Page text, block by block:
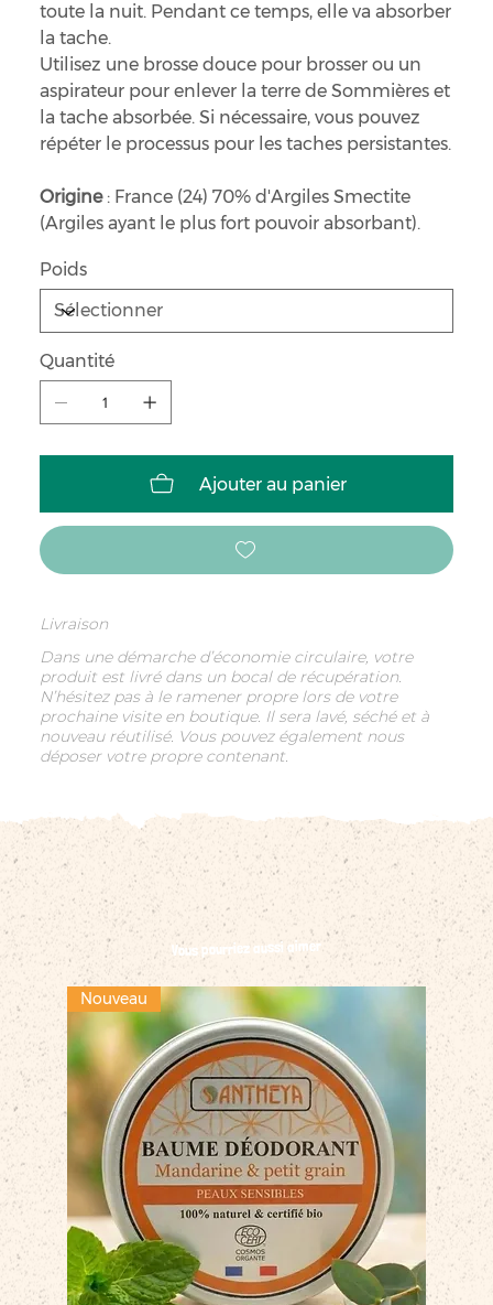
toute la nuit. Pendant ce temps, elle va absorber
la tache.
Utilisez une brosse douce pour brosser ou un
aspirateur pour enlever la terre de Sommières et
la tache absorbée. Si nécessaire, vous pouvez
répéter le processus pour les taches persistantes.
Origine: France (24) 70% d'Argiles Smectite
(Argiles ayant le plus fort pouvoir absorbant).
Poids
Quantité
Ajouter au panier
Livraison
Dans une démarche d’économie circulaire, votre
produit est livré dans un bocal de récupération.
N’hésitez pas à le ramener propre lors de votre
prochaine visite en boutique. Il sera lavé, séché et à
nouveau réutilisé. Vous pouvez également nous
déposer votre propre contenant.
Vous pourriez aussi aimer
Nouveau